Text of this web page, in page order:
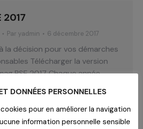
2017
Par yadmin 6 décembre 2017
la décision pour vos démarches
Télécharger la version
RSE 2017 Chaque année
met à votre disposition un
Durable des
prestataires référencés. C’est
d’aide à la décision très utile
DONNÉES PERSONNELLES
pour en améliorer la navigation
information personnelle sensible